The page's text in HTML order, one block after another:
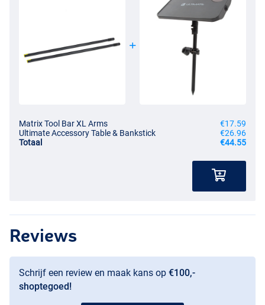
Matrix Tool Bar XL Arms
€17.59
Ultimate Accessory Table & Bankstick
€26.96
Totaal
€44.55
Reviews
Schrijf een review en maak kans op €100,-
shoptegoed!